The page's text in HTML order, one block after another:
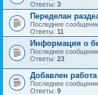
Ответы: 3
Переделан
Последнее
Ответы: 11
Информация о
Последнее
Ответы: 23
Добавлен
Последнее
Ответы: 9